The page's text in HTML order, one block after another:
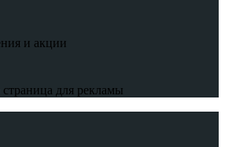
и акции
для рекламы